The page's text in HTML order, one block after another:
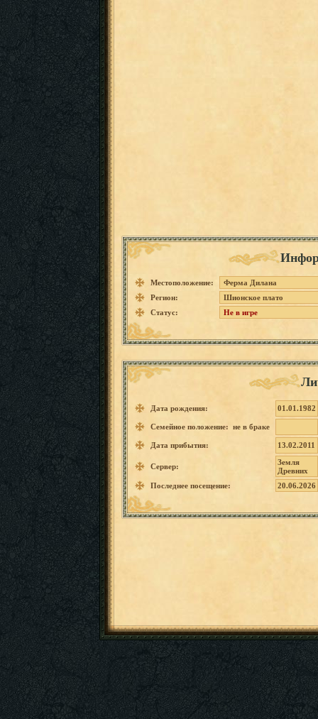
Местоположение:
Ферма Дилана
Регион:
Шионское плато
Статус:
Не в игре
Дата рождения: 01.01.1982
Семейное положение: не в браке
Дата прибытия: 13.02.2011
Сервер:
Земля
Древних
Последнее посещение:
20.06.2026